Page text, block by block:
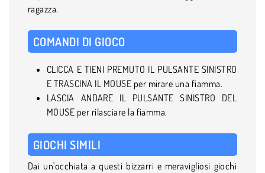
ragazza.
COMANDI DI GIOCO
CLICCA E TIENI PREMUTO IL PULSANTE SINISTRO
E TRASCINA IL MOUSE per mirare una fiamma.
LASCIA ANDARE IL PULSANTE SINISTRO DEL
MOUSE per rilasciare la fiamma.
GIOCHI SIMILI
Dai un'occhiata a questi bizzarri e meravigliosi giochi